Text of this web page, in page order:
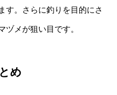
す。さらに釣りを目的にさ
ヅメが狙い目です。
め